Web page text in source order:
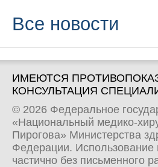
Все новости
ИМЕЮТСЯ
КОНСУЛЬТАЦИЯ
© 2026 Федеральное
«Национальный медико-
Пирогова» Министерства
Федерации. Использование
частично без письменного